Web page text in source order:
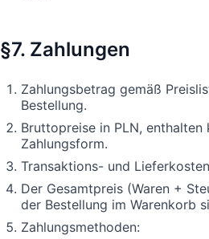
§7. Zahlungen
Zahlungsbetrag gemäß
Bestellung.
Bruttopreise in PLN,
Zahlungsform.
Transaktions- und
Der Gesamtpreis (Waren +
der Bestellung im Warenkorb
Zahlungsmethoden: